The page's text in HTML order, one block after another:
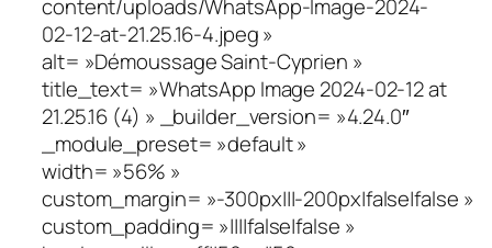
content/uploads/WhatsApp-Image-2024-
02-12-at-21.25.16-4.jpeg »
alt= »Démoussage Saint-Cyprien »
title_text= »WhatsApp Image 2024-02-12 at
21.25.16 (4) » _builder_version= »4.24.0″
_module_preset= »default »
width= »56% »
custom_margin= »-300px|||-200px|false|false »
custom_padding= »||||false|false »